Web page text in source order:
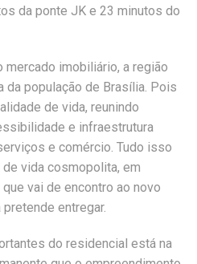
da ponte JK e 23 minutos do
mercado imobiliário, a região
população de Brasília. Pois
de vida, reunindo
e infraestrutura
e comércio. Tudo isso
vida cosmopolita, em
vai de encontro ao novo
entregar.
do residencial está na